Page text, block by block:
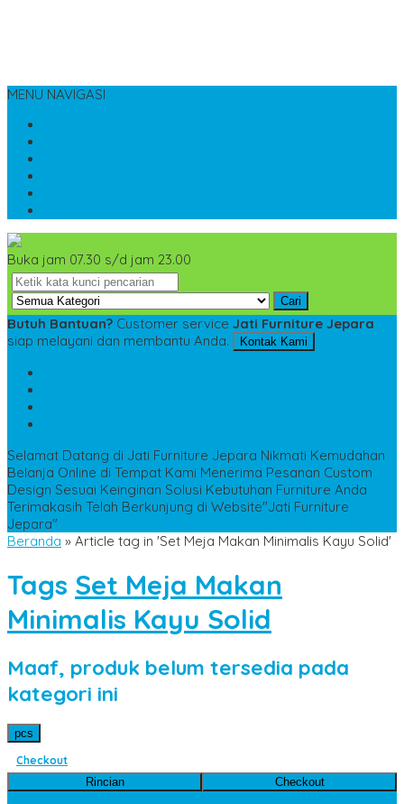
MENU NAVIGASI
Buka jam 07.30 s/d jam 23.00
Cari
Butuh Bantuan? Customer service Jati Furniture Jepara
siap melayani dan membantu Anda.
Kontak Kami
Selamat Datang di Jati Furniture Jepara Nikmati Kemudahan
Belanja Online di Tempat Kami Menerima Pesanan Custom
Design Sesuai Keinginan Solusi Kebutuhan Furniture Anda
Terimakasih Telah Berkunjung di Website"Jati Furniture
Jepara"
Beranda » Article tag in 'Set Meja Makan Minimalis Kayu Solid'
Tags Set Meja Makan
Minimalis Kayu Solid
Maaf, produk belum tersedia pada
kategori ini
pcs
Checkout
Rincian
Checkout